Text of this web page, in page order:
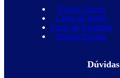
Nossos Cursos
Curso de Inglês
Curso de Espanhol
Nossas Escolas
Dúvidas